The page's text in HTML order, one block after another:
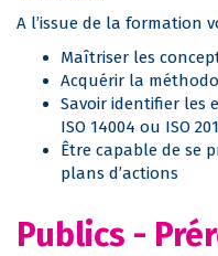
A l’issue de la formation
Maîtriser les
Acquérir la
Savoir identifier les
ISO 14004 ou ISO
Être capable de se
plans d’actions
Publics -